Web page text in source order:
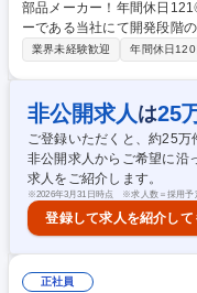
部品メーカー！年間休日121◎残業少 仕事の内容 遊技機
ーである当社にて開発段階
ます◎ 【業務内容】 ■組付スケジュールの構築、調整 ■組付手順書の確認
管理、指導 ■組付品のチェ
の範囲：当社業務全般 募集職種 【開発品の製造管理】経験活かせる◎遊
技機部品メーカー！年間休
業界未経験歓迎 年間休日120
非公開求人 は25
ご登録いただくと、約25万
非公開求人からご希望に沿
求人をご紹介します。
※2026年3月31日時点 ※求人数＝採用予
登録して求人を紹介して
正社員